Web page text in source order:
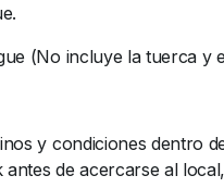
(No incluye la tuerca y
y condiciones dentro
de acercarse al